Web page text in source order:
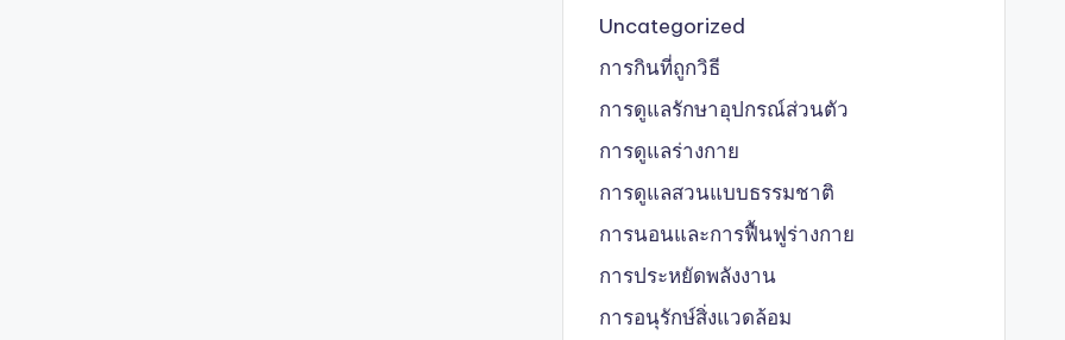
Uncategorized
การกินที่ถูกวิธี
การดูแลรักษาอุปกรณ์ส่วนตัว
การดูแลร่างกาย
การดูแลสวนแบบธรรมชาติ
การนอนและการฟื้นฟูร่างกาย
การประหยัดพลังงาน
การอนุรักษ์สิ่งแวดล้อม